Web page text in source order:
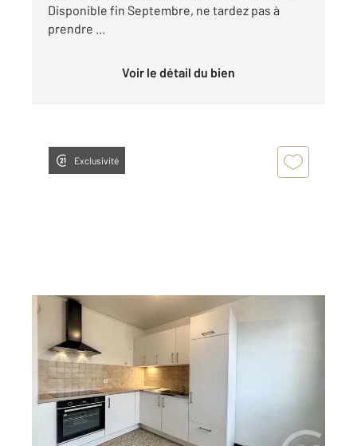
Disponible fin Septembre, ne tardez pas à
prendre ...
Voir le détail du bien
Exclusivité
TROYES 10
50 m2, 2 pièces
Ref : 53223
Appartement F1 à louer
595 €
par mois charges comprises